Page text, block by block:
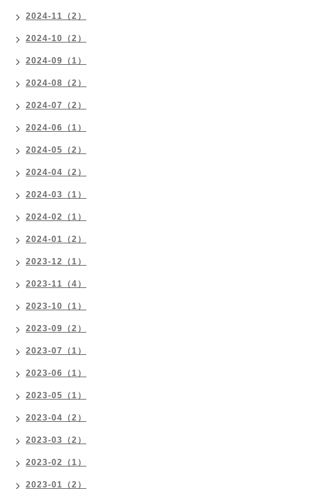
2024-11（2）
2024-10（2）
2024-09（1）
2024-08（2）
2024-07（2）
2024-06（1）
2024-05（2）
2024-04（2）
2024-03（1）
2024-02（1）
2024-01（2）
2023-12（1）
2023-11（4）
2023-10（1）
2023-09（2）
2023-07（1）
2023-06（1）
2023-05（1）
2023-04（2）
2023-03（2）
2023-02（1）
2023-01（2）